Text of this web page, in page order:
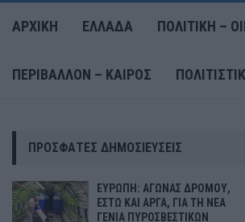
ΑΡΧΙΚΗ ΕΛΛΑΔΑ ΠΟΛΙΤΙΚΗ –
ΠΕΡΙΒΑΛΛΟΝ – ΚΑΙΡΟΣ
ΠΡΌΣΦΑΤΕΣ ΔΗΜΟΣΙΕΎΣΕΙΣ
ΕΥΡΩΠΗ: ΑΓΩΝΑΣ ΔΡΟΜΟΥ,
ΕΣΤΩ ΚΑΙ ΑΡΓΑ, ΓΙΑ ΤΗ ΝΕΑ
ΓΕΝΙΑ ΠΥΡΟΣΒΕΣΤΙΚΩΝ